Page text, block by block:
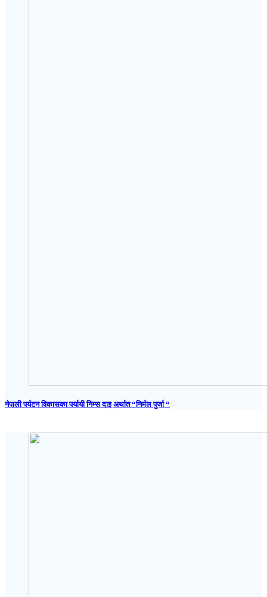
नेपाली पर्यटन विकासका पर्यायी निम्स दाइ अर्थात “निर्मल पुर्जा “